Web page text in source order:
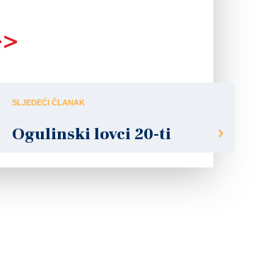
SLJEDEĆI ČLANAK
Ogulinski lovci 20-ti